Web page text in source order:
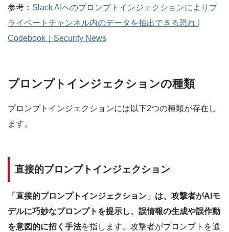
参考： Slack AIへのプロンプトインジェクションによりプ
ライベートチャンネル内のデータを抽出できる恐れ |
Codebook｜Security News
プロンプトインジェクションの種類
プロンプトインジェクションには以下2つの種類が存在し
ます。
直接的プロンプトインジェクション
「直接的プロンプトインジェクション」は、攻撃者がAIモ
デルに巧妙なプロンプトを提示し、誤情報の生成や誤作動
を意図的に招く手法を指します。攻撃者がプロンプトを通